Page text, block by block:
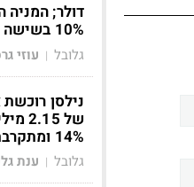
דולר;
10% בשישה ימי מסחר
גלובל | עוזי
נילסן
של
14% ומתקרבת למחיר ההצעה
גלובל | ענת